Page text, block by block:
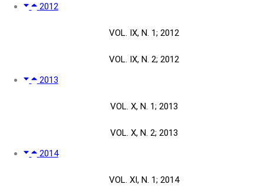
2012
VOL. IX, N. 1; 2012
VOL. IX, N. 2; 2012
2013
VOL. X, N. 1; 2013
VOL. X, N. 2; 2013
2014
VOL. XI, N. 1; 2014